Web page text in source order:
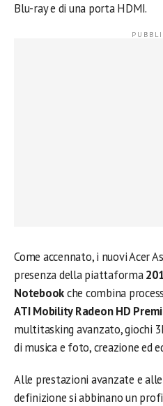
Blu-ray e di una porta HDMI.
Come accennato, i nuovi Acer
presenza della piattaforma
Notebookche combina
ATI Mobility Radeon HD
multitasking avanzato, giochi
di musica e foto, creazione ed
Alle prestazioni avanzate e
definizione si abbinano un